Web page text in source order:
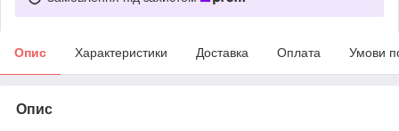
Опис Характеристики Доставка Оплата Умови
Опис